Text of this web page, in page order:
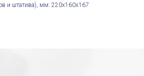
и штатива), мм: 220х160х167